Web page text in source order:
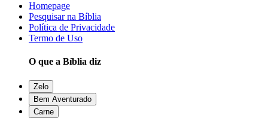
Homepage
Pesquisar na Bíblia
Política de Privacidade
Termo de Uso
O que a Bíblia diz
Zelo
Bem Aventurado
Carne